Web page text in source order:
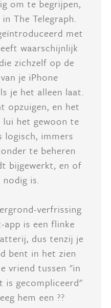
om te begrijpen,
The Telegraph.
met
waarschijnlijk
zichzelf op de
je iPhone
je het alleen laat.
opzuigen, en het
lui het gewoon te
logisch, immers
te beheren
bijgewerkt, en of
is.
verfrissing
app is een flinke
dus tenzij je
bent in het zien
vriend tussen "in
is gecompliceerd"
hem een ??